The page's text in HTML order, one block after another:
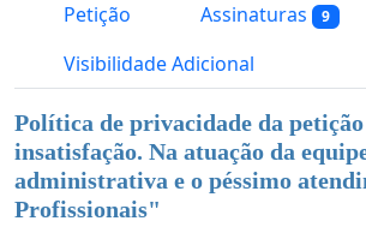
Petição Assinaturas 9
Visibilidade Adicional
Política de privacidade da
insatisfação. Na atuação da
administrativa e o péssimo
Profissionais"